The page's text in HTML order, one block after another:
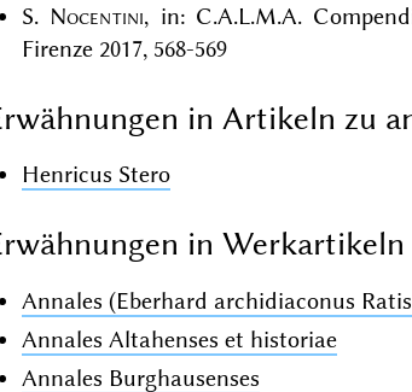
S. Nocentini, in: C.A.L.M.A.
Firenze 2017, 568-569
in Artikeln zu
Henricus Stero
in Werkartikeln
Annales (Eberhard archidiaconus
Annales Altahenses et historiae
Annales Burghausenses